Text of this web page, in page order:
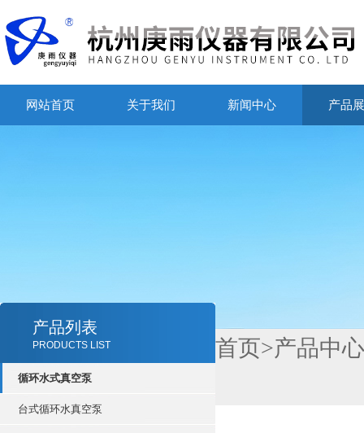
网站首页 关于我们 新闻中心 产品
产品列表
PRODUCTS LIST
循环水式真空泵
台式循环水真空泵
首页>产品中心